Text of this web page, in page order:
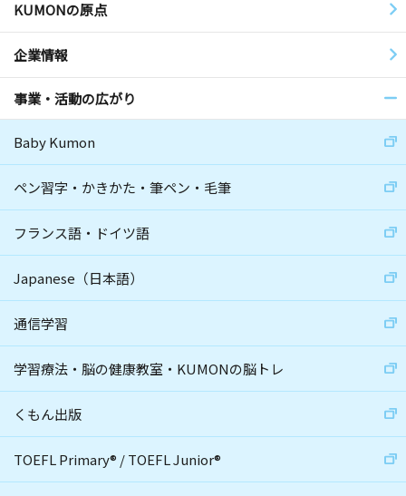
KUMONの原点
企業情報
事業・活動の広がり
Baby Kumon
ペン習字・かきかた・筆ペン・毛筆
フランス語・ドイツ語
Japanese（日本語）
通信学習
学習療法・脳の健康教室・KUMONの脳トレ
くもん出版
TOEFL Primary® /TOEFL Junior®